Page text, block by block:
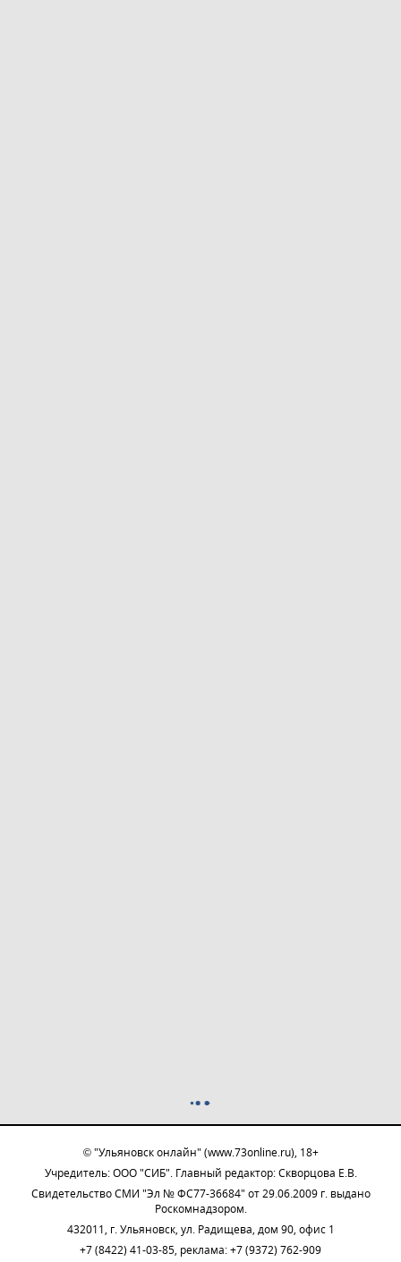
© "Ульяновск онлайн" (www.73online.ru), 18+
Учредитель: ООО "СИБ". Главный редактор: Скворцова Е.В.
Свидетельство СМИ "Эл № ФС77-36684" от 29.06.2009 г. выдано
Роскомнадзором.
432011, г. Ульяновск, ул. Радищева, дом 90, офис 1
+7 (8422) 41-03-85, реклама: +7 (9372) 762-909